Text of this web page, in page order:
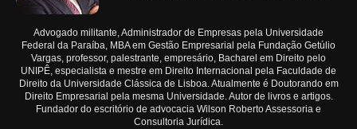
Advogado militante, Administrador de Empresas pela Universidade
Federal da Paraíba, MBA em Gestão Empresarial pela Fundação Getúlio
Vargas, professor, palestrante, empresário, Bacharel em Direito pelo
UNIPÊ, especialista e mestre em Direito Internacional pela Faculdade de
Direito da Universidade Clássica de Lisboa. Atualmente é Doutorando em
Direito Empresarial pela mesma Universidade. Autor de livros e artigos.
Fundador do escritório de advocacia Wilson Roberto Assessoria e
Consultoria Jurídica.